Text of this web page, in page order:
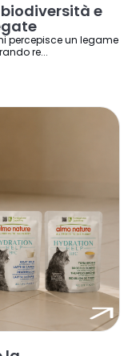
biodiversità e
percepisce un legame
re...